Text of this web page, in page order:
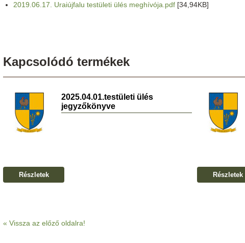
2019.06.17. Uraiújfalu testületi ülés meghívója.pdf [34,94KB]
Kapcsolódó termékek
2025.04.01.testületi ülés
jegyzőkönyve
Részletek Részletek
« Vissza az előző oldalra!